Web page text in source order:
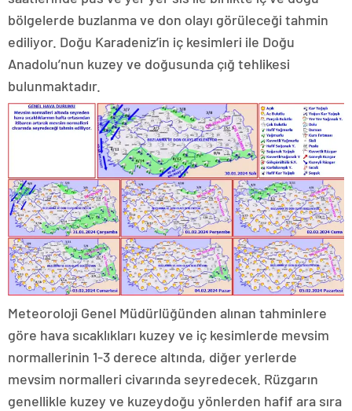
bölgelerde buzlanma ve don olayı görüleceği tahmin
ediliyor. Doğu Karadeniz’in iç kesimleri ile Doğu
Anadolu’nun kuzey ve doğusunda çığ tehlikesi
bulunmaktadır.
Meteoroloji Genel Müdürlüğünden alınan tahminlere
göre hava sıcaklıkları kuzey ve iç kesimlerde mevsim
normallerinin 1-3 derece altında, diğer yerlerde
mevsim normalleri civarında seyredecek. Rüzgarın
genellikle kuzey ve kuzeydoğu yönlerden hafif ara sıra